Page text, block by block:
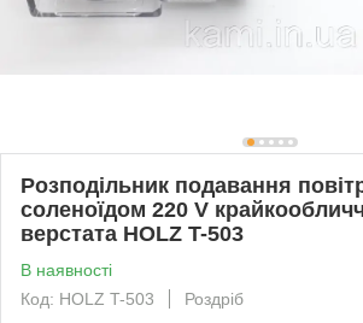
Розподільник подавання
соленоїдом 220 V
верстата HOLZ T-503
В наявності
Код: HOLZ T-503
Роздріб